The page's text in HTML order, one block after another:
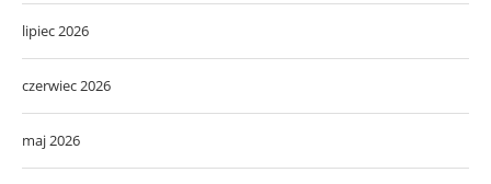
lipiec 2026
czerwiec 2026
maj 2026